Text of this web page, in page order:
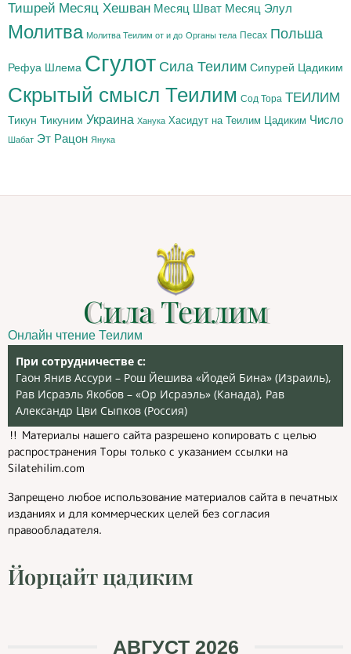
Тишрей Месяц Хешван Месяц Шват Месяц Элул
Молитва Молитва Теилим от и до Органы тела Песах Польша
Рефуа Шлема Сгулот Сила Теилим Сипурей Цадиким
Скрытый смысл Теилим Сод Тора ТЕИЛИМ
Тикун Тикуним Украина Ханука Хасидут на Теилим Цадиким Число
Шабат Эт Рацон Янука
Сила Теилим
Онлайн чтение Теилим
При сотрудничестве с:
Гаон Янив Ассури – Рош Йешива «Йодей Бина» (Израиль),
Рав Исраэль Якобов – «Ор Исраэль» (Канада), Рав
Александр Цви Сыпков (Россия)
‼️ Материалы нашего сайта разрешено копировать с целью
распространения Торы только с указанием ссылки на
Silatehilim.com
Запрещено любое использование материалов сайта в печатных
изданиях и для коммерческих целей без согласия
правообладателя.
Йорцайт цадиким
АВГУСТ 2026